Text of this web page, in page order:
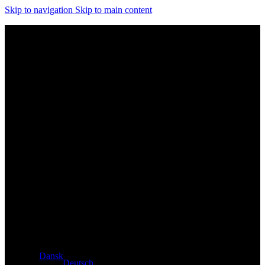
Skip to navigation Skip to main content
Dansk
Deutsch